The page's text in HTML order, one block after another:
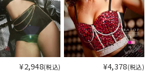
¥2,948(税込) ¥4,378(税込)